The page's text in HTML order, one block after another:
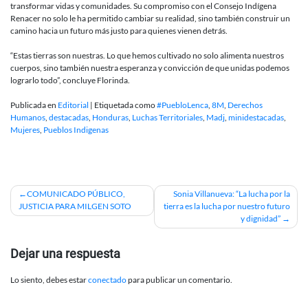
transformar vidas y comunidades. Su compromiso con el Consejo Indígena
Renacer no solo le ha permitido cambiar su realidad, sino también construir un
camino hacia un futuro más justo para quienes vienen detrás.
“Estas tierras son nuestras. Lo que hemos cultivado no solo alimenta nuestros
cuerpos, sino también nuestra esperanza y convicción de que unidas podemos
lograrlo todo”, concluye Florinda.
Publicada en Editorial | Etiquetada como#PuebloLenca, 8M, Derechos
Humanos, destacadas, Honduras, Luchas Territoriales, Madj, minidestacadas,
Mujeres, Pueblos Indigenas
Navegación
de
COMUNICADO PÚBLICO,
JUSTICIA PARA MILGEN SOTO
Sonia Villanueva: “La lucha por la
tierra es la lucha por nuestro futuro
y dignidad”
Dejar una respuesta
Lo siento, debes estarconectadopara publicar un comentario.